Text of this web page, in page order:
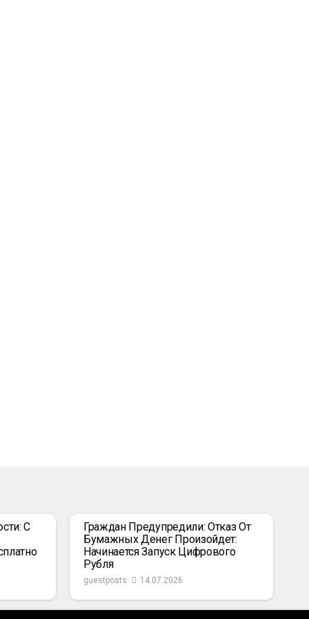
С
Граждан Предупредили: Отказ От
Бумажных Денег Произойдет:
Начинается Запуск Цифрового
Рубля
guestposts 14.07.2026